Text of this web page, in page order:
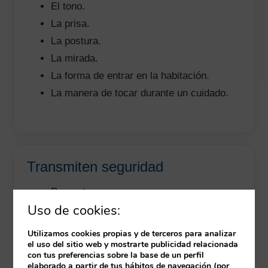
El tono.
La prisa.
La postura.
La mirada.
La forma de entrar en la habitación.
La manera de tocar durante un cuidado.
Transmiten seguridad
Presentarse.
Llamar al paciente por su nombre.
Pedir colaboración.
Actuar sin prisa excesiva.
Uso de cookies:
Utilizamos cookies propias y de terceros para analizar
el uso del sitio web y mostrarte publicidad relacionada
con tus preferencias sobre la base de un perfil
elaborado a partir de tus hábitos de navegación (por